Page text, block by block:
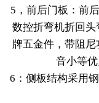
5，前后门板：前
数控折弯机折回
牌五金件，带阻
音小等
6：侧板结构采用